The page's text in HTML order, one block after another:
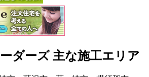
ダーズ 主な施工エリア